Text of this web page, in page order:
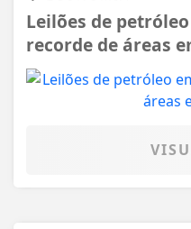
Leilões de
recorde de áreas